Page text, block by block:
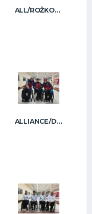
ALL/ROŽKOVA
ALLIANCE/DIMBOVSKIS